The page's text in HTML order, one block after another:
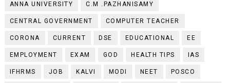
ANNA UNIVERSITY C.M .PAZHANISAMY
CENTRAL GOVERNMENT COMPUTER TEACHER
CORONA CURRENT DSE EDUCATIONAL EE
EMPLOYMENT EXAM GOD HEALTH TIPS IAS
IFHRMS JOB KALVI MODI NEET POSCO